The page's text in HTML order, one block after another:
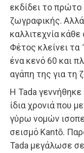
εκδίδει το πρώτο
ζωγραφικής.
καλλιτεχνία
Φέτος κλείνει τα
ένα κενό 60 και
αγάπη της για τη
Η Tada
ίδια χρονιά που
γύρω νομών
σεισμό Kantō.
Tada μεγάλωσε